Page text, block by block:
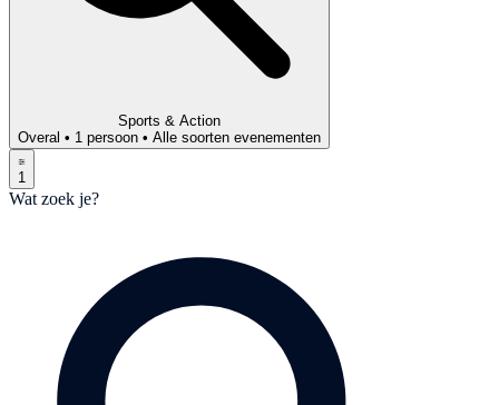
Sports & Action
Overal • 1 persoon • Alle soorten evenementen
1
Wat zoek je?